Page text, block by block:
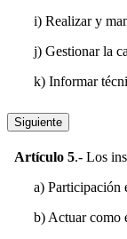
i) Realizar y
j) Gestionar la
k) Informar
Siguiente
Artículo 5.- Los
a) Participación
b) Actuar como